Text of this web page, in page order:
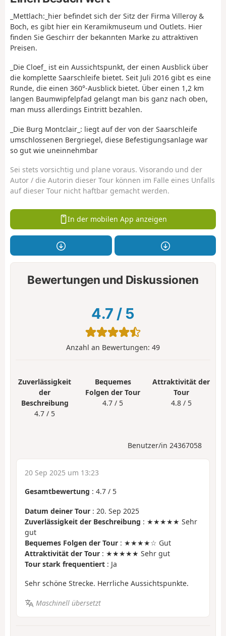
_Mettlach:_hier befindet sich der Sitz der Firma Villeroy &
Boch, es gibt hier ein Keramikmuseum und Outlets. Hier
finden Sie Geschirr der bekannten Marke zu attraktiven
Preisen.
_Die Cloef_ ist ein Aussichtspunkt, der einen Ausblick über
die komplette Saarschleife bietet. Seit Juli 2016 gibt es eine
Runde, die einen 360°-Ausblick bietet. Über einen 1,2 km
langen Baumwipfelpfad gelangt man bis ganz nach oben,
man muss allerdings Eintritt bezahlen.
_Die Burg Montclair_: liegt auf der von der Saarschleife
umschlossenen Bergriegel, diese Befestigungsanlage war
so gut wie uneinnehmbar
Sei stets vorsichtig und plane voraus. Visorando und der
Autor / die Autorin dieser Tour können im Falle eines Unfalls
auf dieser Tour nicht haftbar gemacht werden.
In der mobilen App anzeigen
Bewertungen und Diskussionen
4.7 / 5
Anzahl an Bewertungen: 49
Zuverlässigkeit
der
Beschreibung
4.7 / 5
Bequemes
Folgen der Tour
4.7 / 5
Attraktivität der
Tour
4.8 / 5
Benutzer/in 24367058
20 Sep 2025 um 13:23
Gesamtbewertung : 4.7 / 5
Datum deiner Tour : 20. Sep 2025
Zuverlässigkeit der Beschreibung : ★★★★★ Sehr
gut
Bequemes Folgen der Tour : ★★★★☆ Gut
Attraktivität der Tour : ★★★★★ Sehr gut
Tour stark frequentiert : Ja
Sehr schöne Strecke. Herrliche Aussichtspunkte.
Maschinell übersetzt